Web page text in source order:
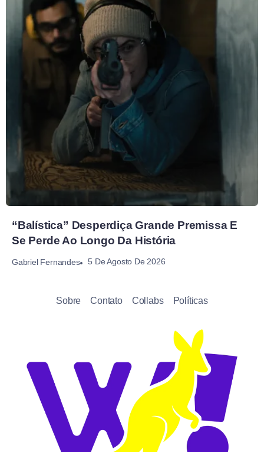
“Balística” Desperdiça Grande Premissa E
Se Perde Ao Longo Da História
Gabriel Fernandes 5 De Agosto De 2026
Sobre Contato Collabs Políticas